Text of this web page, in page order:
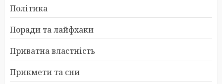
Політика
Поради та лайфхаки
Приватна властність
Прикмети та сни